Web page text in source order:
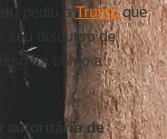
, pediu a Trumpque
seu discurso de
foi como a
autoritária de